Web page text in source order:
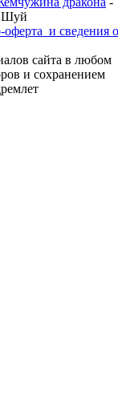
Шуй
оферта и сведения о
сайта в любом
и сохранением